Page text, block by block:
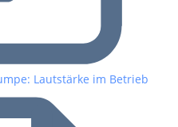
Lautstärke im Betrieb